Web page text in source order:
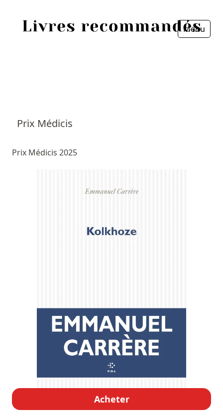
Menu
Prix Médicis
Prix Médicis 2025
Acheter
Livres les plus recommandés
Fermer